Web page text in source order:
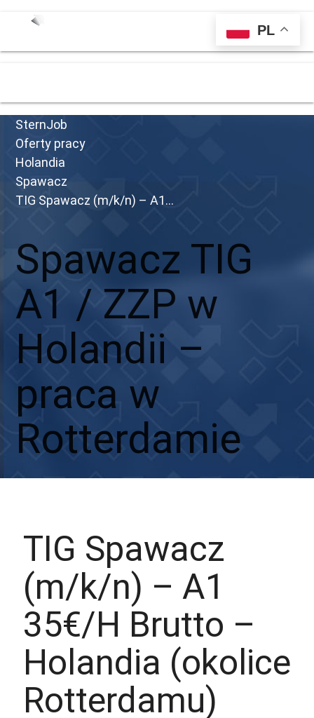
menu
SternJob
Oferty pracy
Holandia
Spawacz
TIG Spawacz (m/k/n) – A1...
Spawacz TIG
A1 / ZZP w
Holandii –
praca w
Rotterdamie
TIG Spawacz
(m/k/n) – A1
35€/H Brutto –
Holandia (okolice
Rotterdamu)
PL